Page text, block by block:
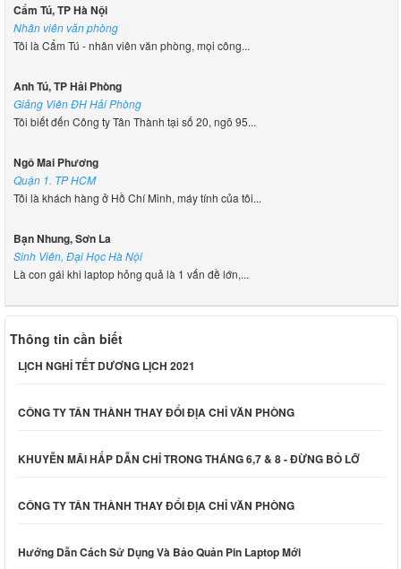
Cẩm Tú, TP Hà Nội
Nhân viên văn phòng
Tôi là Cẩm Tú - nhân viên văn phòng, mọi công...
Anh Tú, TP Hải Phòng
Giảng Viên ĐH Hải Phòng
Tôi biết đến Công ty Tân Thành tại số 20, ngõ 95...
Ngô Mai Phương
Quận 1. TP HCM
Tôi là khách hàng ở Hồ Chí Minh, máy tính của tôi...
Bạn Nhung, Sơn La
Sinh Viên, Đại Học Hà Nội
Là con gái khi laptop hỏng quả là 1 vấn đề lớn,...
Thông tin cần biết
LỊCH NGHỈ TẾT DƯƠNG LỊCH 2021
CÔNG TY TÂN THÀNH THAY ĐỔI ĐỊA CHỈ VĂN PHÒNG
KHUYỄN MÃI HẤP DẪN CHỈ TRONG THÁNG 6,7 & 8 - ĐỪNG BỎ LỠ
CÔNG TY TÂN THÀNH THAY ĐỔI ĐỊA CHỈ VĂN PHÒNG
Hướng Dẫn Cách Sử Dụng Và Bảo Quản Pin Laptop Mới